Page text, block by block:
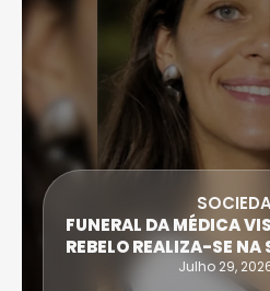
FUNERAL DA MÉDICA
REBELO REALIZA-SE
Julho 29, 2026